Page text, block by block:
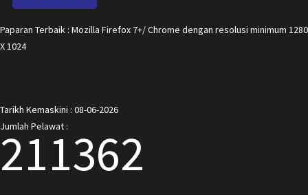
Paparan Terbaik : Mozilla Firefox 7+/ Chrome dengan resolusi minimum 1280
X 1024
Tarikh Kemaskini : 08-06-2026
Jumlah Pelawat :
211362